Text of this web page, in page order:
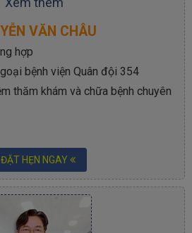
VĂN CHÂU
hợp
bệnh viện Quân đội 354
thăm khám và chữa bệnh chuyên
ĐẶT HẸN NGAY